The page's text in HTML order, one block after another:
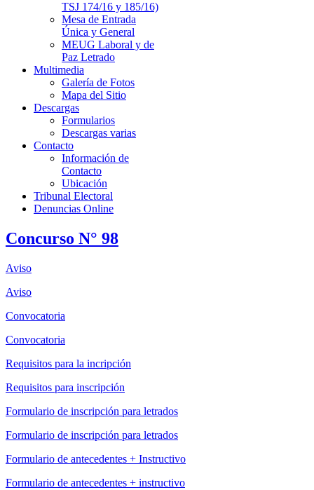
TSJ 174/16 y 185/16)
Mesa de Entrada
Única y General
MEUG Laboral y de
Paz Letrado
Multimedia
Galería de Fotos
Mapa del Sitio
Descargas
Formularios
Descargas varias
Contacto
Información de
Contacto
Ubicación
Tribunal Electoral
Denuncias Online
Concurso N° 98
Aviso
Aviso
Convocatoria
Convocatoria
Requisitos para la incripción
Requisitos para inscripción
Formulario de inscripción para letrados
Formulario de inscripción para letrados
Formulario de antecedentes + Instructivo
Formulario de antecedentes + instructivo